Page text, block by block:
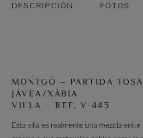
DESCRIPCIÓN FOTOS
MONTGÓ – PARTIDA
JÁVEA/XÀBIA
VILLA – REF. V-443
Esta villa es realmente una mezcla